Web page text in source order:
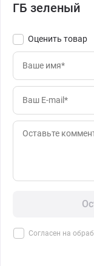
ГБ зеленый
Оценить товар
Согласен на